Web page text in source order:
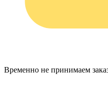
Временно не принимаем